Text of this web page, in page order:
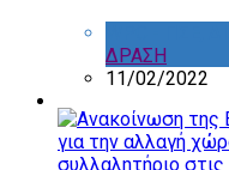
ΔΡΑΣΗ
11/02/2022